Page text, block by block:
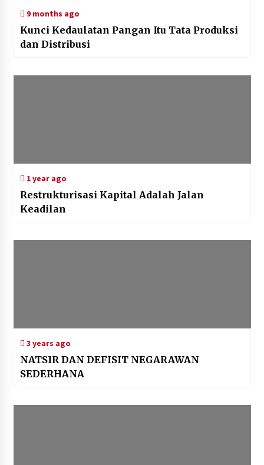
9 months ago
Kunci Kedaulatan Pangan Itu Tata Produksi
dan Distribusi
1 year ago
Restrukturisasi Kapital Adalah Jalan
Keadilan
3 years ago
NATSIR DAN DEFISIT NEGARAWAN
SEDERHANA